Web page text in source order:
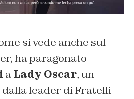
si vede anche sul
ha paragonato
aLady Oscar, un
leader di Fratelli